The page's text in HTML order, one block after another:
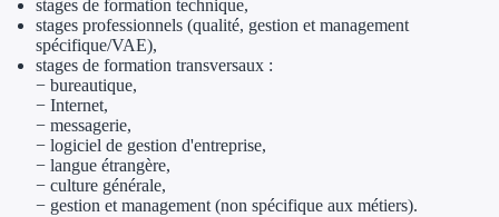
stages de formation technique,
stages professionnels (qualité, gestion et management
spécifique/VAE),
stages de formation transversaux :
− bureautique,
− Internet,
− messagerie,
− logiciel de gestion d'entreprise,
− langue étrangère,
− culture générale,
− gestion et management (non spécifique aux métiers).